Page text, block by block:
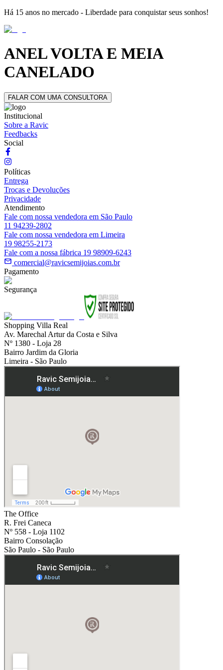
Há 15 anos no mercado - Liberdade para conquistar seus sonhos!
ANEL VOLTA E MEIA
CANELADO
FALAR COM UMA CONSULTORA
Institucional
Sobre a Ravic
Feedbacks
Social
Políticas
Entrega
Trocas e Devoluções
Privacidade
Atendimento
Fale com nossa vendedora em São Paulo
11 94239-2802
Fale com nossa vendedora em Limeira
19 98255-2173
Fale com a nossa fábrica 19 98909-6243
comercial@ravicsemijoias.com.br
Pagamento
Segurança
Shopping Villa Real
Av. Marechal Artur da Costa e Silva
Nº 1380 - Loja 28
Bairro Jardim da Gloria
Limeira - São Paulo
The Office
R. Frei Caneca
Nº 558 - Loja 1102
Bairro Consolação
São Paulo - São Paulo